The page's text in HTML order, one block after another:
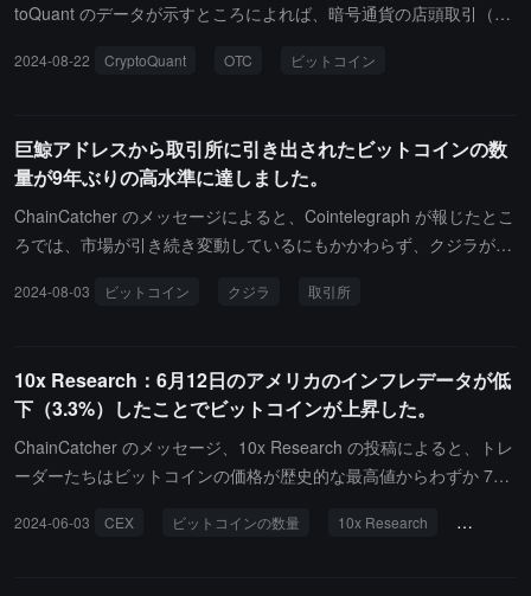
toQuant のデータが示すところによれば、暗号通貨の店頭取引（OT
価値は 220 億ドルを超え、2022 年 6 月以来の新高値を記録しまし
ビットコインを販売し、市場価格に影響を与えないようにしている
と指摘しています。OTC 残高の著しい増加は、マイナーが大規模な
売却を行っている可能性を示唆しているかもしれません。歴史的デ
ータは、OTC のビットコイン残高の増加がビットコイン価格の下落
トレーダーは、市場価格への影響を減らすために OTC 取引を好む
2024-08-22 CryptoQuant OTC ビットコイン
巨鯨アドレスから取引所に引き出されたビットコインの数
量が9年ぶりの高水準に達しました。
ChainCatcher のメッセージによると、Cointelegraph が報じたとこ
ろでは、市場が引き続き変動しているにもかかわらず、クジラが取
ています。7 月だけで、大口保有者は 84,000 BTC を増やし、これ
ます。
2024-08-03 ビットコイン クジラ 取引所
10x Research：6月12日のアメリカのインフレデータが低
下（3.3%）したことでビットコインが上昇した。
ChainCatcher のメッセージ、10x Research の投稿によると、トレ
ーダーたちはビットコインの価格が歴史的な最高値からわずか 7%
す。多くのビットコインが取引所から引き出されており、ステーブ
2024-06-03 CEX ビットコインの数量 10x Research ビットコ